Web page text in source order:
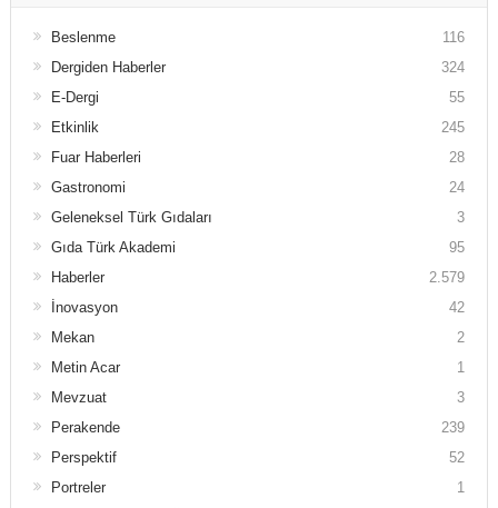
Beslenme
116
Dergiden Haberler
324
E-Dergi
55
Etkinlik
245
Fuar Haberleri
28
Gastronomi
24
Geleneksel Türk Gıdaları
3
Gıda Türk Akademi
95
Haberler
2.579
İnovasyon
42
Mekan
2
Metin Acar
1
Mevzuat
3
Perakende
239
Perspektif
52
Portreler
1